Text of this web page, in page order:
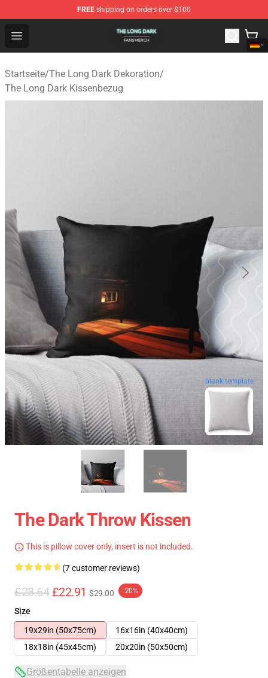
FREE shipping on orders over $100
Open menu
The Long Dark Shop - Official The Long Dark
Startseite/The Long Dark Dekoration/
The Long Dark Kissenbezug
blank template
The Dark Throw Kissen
This is pillow cover only, insert is not included.
(7 customer reviews)
£28.64 £22.91 $29.00 -20%
Size
19x29in (50x75cm)
16x16in (40x40cm)
18x18in (45x45cm)
20x20in (50x50cm)
Größentabelle anzeigen